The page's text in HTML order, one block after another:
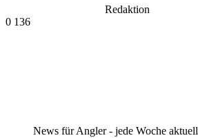
Redaktion
0 136
News für Angler - jede Woche aktuell